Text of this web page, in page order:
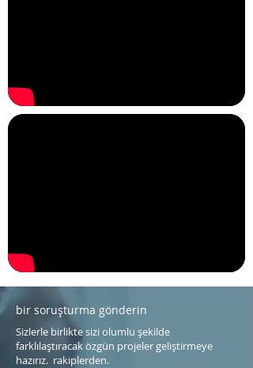
bir soruşturma gönderin
Sizlerle birlikte sizi olumlu şekilde
farklılaştıracak özgün projeler geliştirmeye
hazırız. rakiplerden.